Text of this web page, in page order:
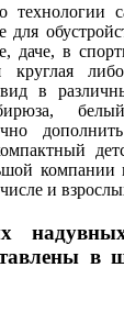
для
даче, в
круглая
в
компании
и
в